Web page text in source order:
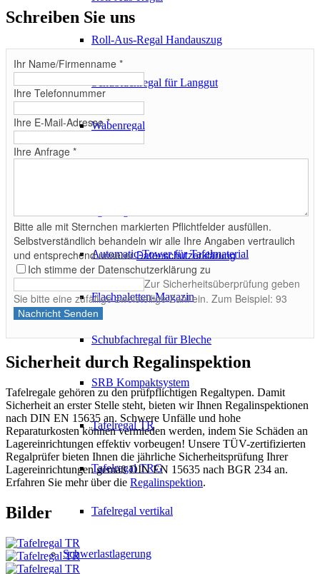
Roll-Aus-Regal Handauszug
Schubfachregal für Langgut
Wabenregal
Automatic-Tower für Tafelmaterial
Flachpaletten-Magazin
Schubfachregal für Bleche
SRB Kompaktsystem
Tafelregal TR
Tafelregal TRG
Tafelregal vertikal
Schwerlastlagerung
Schreiben Sie uns
Ihr Name/Firmenname *
Ihre Telefonnummer
Ihre E-Mail-Adresse*
Ihre Anfrage *
Bitte alle mit Sternchen markierten Pflichtfelder ausfüllen.
Selbstverständlich behandeln wir alle Ihre Angaben vertraulich
und entsprechend unsererDatenschutzerklärung.
Ich stimme der Datenschutzerklärung zu
Zur Sicherheitsüberprüfung geben
Sie bitte eine zufällige zweistellige Zahl ein. Zum Beispiel: 93
Nachricht Senden
Sicherheit durch Regalinspektion
Tafelregale gehören zu den prüfpflichtigen Regaltypen. Damit
Sicherheit an erster Stelle steht, bieten wir Ihnen Regalinspektionen
nach DIN EN 15635 an. Schwere Unfälle und hohe
Reparaturkosten können vermieden werden, indem Sie Schäden an
Lagereinrichtungen effektiv vorbeugen! Unsere TÜV-zertifizierten
Regalprüfer bieten Ihnen die jährliche Sicherheitsprüfung Ihrer
Lagereinrichtungen gemäß DIN EN 15635 nach BGR 234 an.
Erfahren Sie mehr über die Regalinspektion.
Bilder